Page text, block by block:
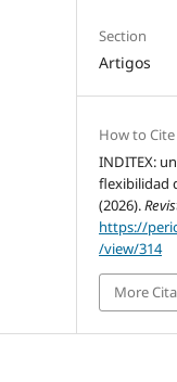
Section
Artigos
How to Cite
INDITEX:
flexibilidad
(2026).
https://
/view/314
More